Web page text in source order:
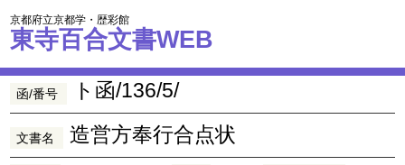
京都府立京都学・歴彩館
東寺百合文書WEB
函/番号 ト函/136/5/
文書名 造営方奉行合点状